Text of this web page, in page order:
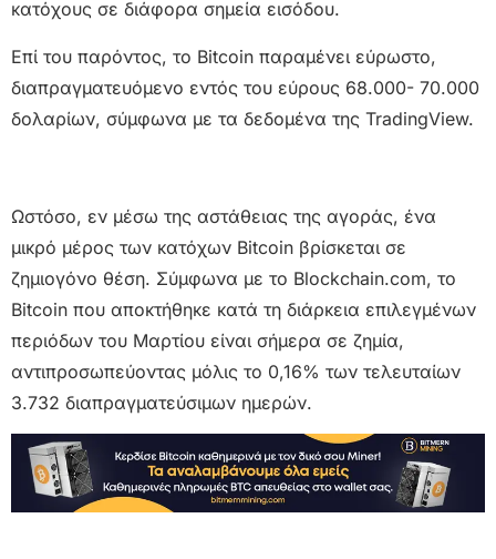
κατόχους σε διάφορα σημεία εισόδου.
Επί του παρόντος, το Bitcoin παραμένει εύρωστο,
διαπραγματευόμενο εντός του εύρους 68.000- 70.000
δολαρίων, σύμφωνα με τα δεδομένα της TradingView.
Ωστόσο, εν μέσω της αστάθειας της αγοράς, ένα
μικρό μέρος των κατόχων Bitcoin βρίσκεται σε
ζημιογόνο θέση. Σύμφωνα με το Blockchain.com, το
Bitcoin που αποκτήθηκε κατά τη διάρκεια επιλεγμένων
περιόδων του Μαρτίου είναι σήμερα σε ζημία,
αντιπροσωπεύοντας μόλις το 0,16% των τελευταίων
3.732 διαπραγματεύσιμων ημερών.